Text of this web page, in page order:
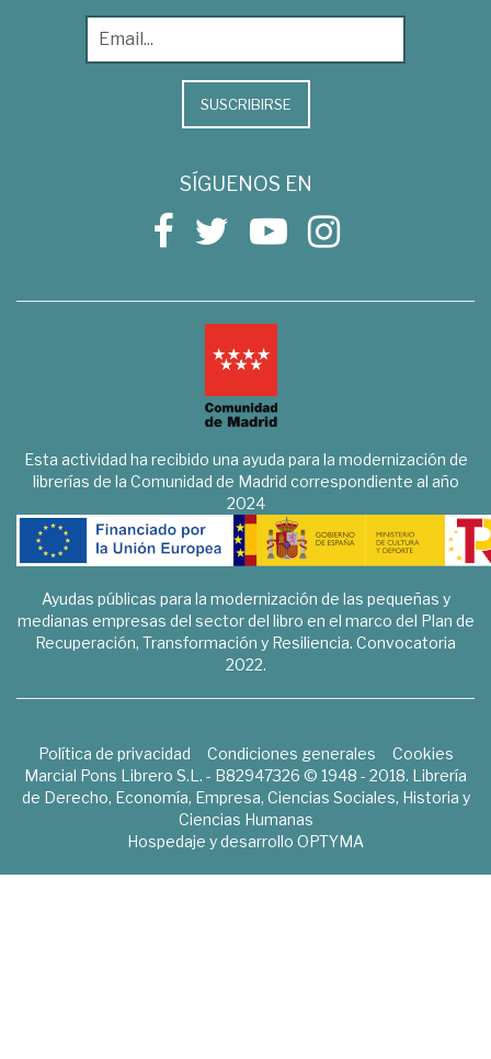
SUSCRIBIRSE
SÍGUENOS EN
Esta actividad ha recibido una ayuda para la modernización de
librerías de la Comunidad de Madrid correspondiente al año
2024
Ayudas públicas para la modernización de las pequeñas y
medianas empresas del sector del libro en el marco del Plan de
Recuperación, Transformación y Resiliencia. Convocatoria
2022.
Política de privacidad Condiciones generales
Cookies
Marcial Pons Librero S.L. - B82947326 © 1948 - 2018. Librería
de Derecho, Economía, Empresa, Ciencias Sociales, Historia y
Ciencias Humanas
Hospedaje y desarrollo OPTYMA